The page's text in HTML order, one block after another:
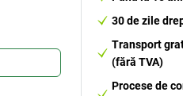
30 de zile
Transport
(fără TVA)
Procese de